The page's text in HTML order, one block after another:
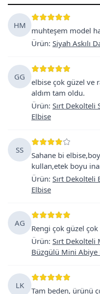
HM
muhteşem model
Ürün: Siyah Askılı
GG
elbise çok güzel ve
aldım tam oldu.
Ürün: Sırt Dekolteli
Elbise
SS
Sahane bi
kullan,etek boyu
Ürün: Sırt Dekolteli
Elbise
AG
Rengi çok güzel
Ürün: Sırt Dekolteli
Büzgülü Mini Abiye
LK
Tam beden, ürünü